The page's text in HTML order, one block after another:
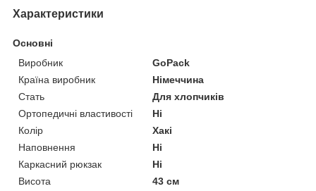
Характеристики
Основні
Виробник
GoPack
Країна виробник
Німеччина
Стать
Для хлопчиків
Ортопедичні властивості
Ні
Колір
Хакі
Наповнення
Ні
Каркасний рюкзак
Ні
Висота
43 см